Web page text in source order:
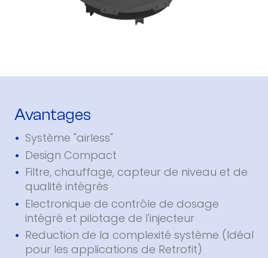
Avantages
Système "airless"
Design Compact
Filtre, chauffage, capteur de niveau et de
qualité intégrés
Electronique de contrôle de dosage
intégré et pilotage de l'injecteur
Reduction de la complexité système (Idéal
pour les applications de Retrofit)